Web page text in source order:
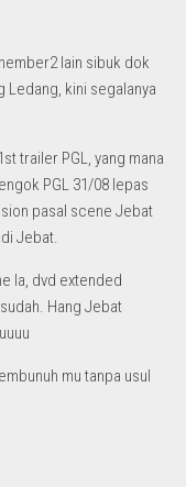
lain sibuk dok
Ledang, kini segalanya
trailer PGL, yang mana
PGL 31/08 lepas
pasal scene Jebat
Jebat.
la, dvd extended
Hang Jebat
mu tanpa usul